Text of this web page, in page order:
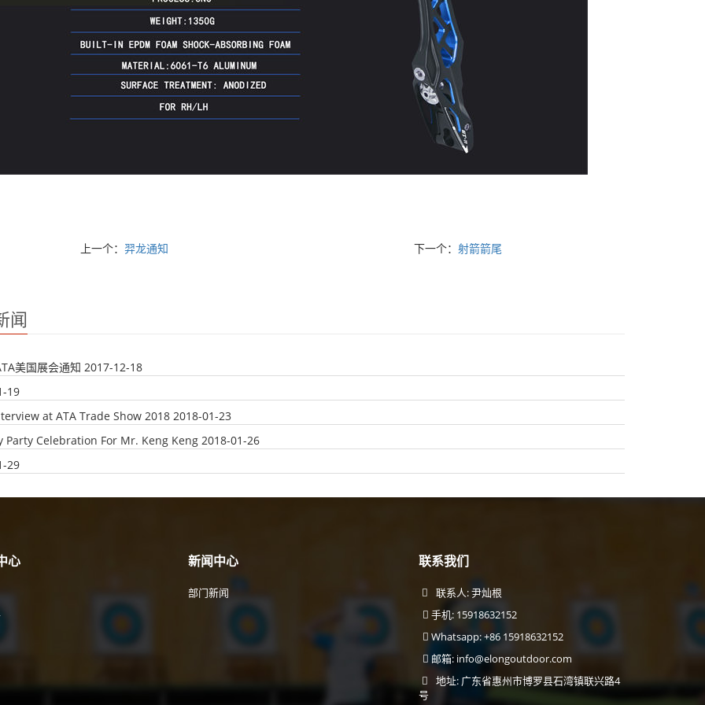
上一个：羿龙通知 下一个：射箭箭尾
闻
美国展会通知 2017-12-18
19
at ATA Trade Show 2018 2018-01-23
Party Celebration For Mr. Keng Keng 2018-01-26
29
心 新闻中心
部门新闻
联系我们
联系人: 尹灿根
手机: 15918632152
Whatsapp: +86 15918632152
邮箱: info@elongoutdoor.com
地址: 广东省惠州市博罗县石湾镇联兴路4
号